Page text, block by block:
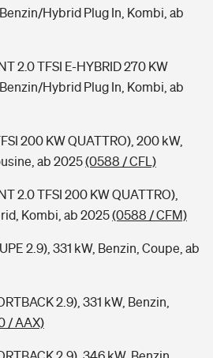
Hybrid Plug In, Kombi, ab
2.0 TFSI E-HYBRID 270 KW
Hybrid Plug In, Kombi, ab
200 KW QUATTRO), 200 kW,
ab 2025(0588 / CFL)
2.0 TFSI 200 KW QUATTRO),
Kombi, ab 2025(0588 / CFM)
2.9), 331 kW, Benzin, Coupe, ab
2.9), 331 kW, Benzin,
/ AAX)